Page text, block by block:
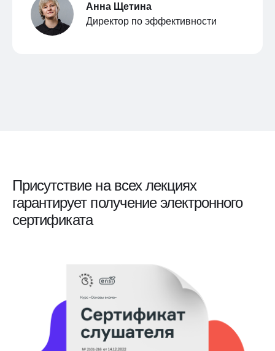
Анна Щетина
Директор по эффективности
Присутствие на всех лекциях
гарантирует получение электронного
сертификата